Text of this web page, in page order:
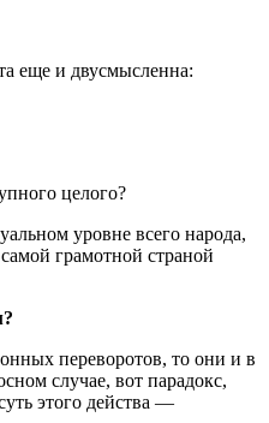
еще и двусмысленна:
целого?
уровне всего народа,
грамотной страной
переворотов, то они и в
случае, вот парадокс,
этого действа —